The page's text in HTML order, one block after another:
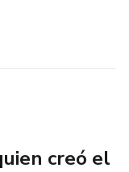
creó el